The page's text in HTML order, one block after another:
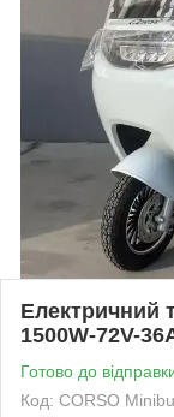
Електричний
1500W-72V-
Готово до
Код: CORSO